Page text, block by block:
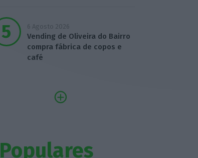
6 Agosto 2026
Vending de Oliveira do Bairro
compra fábrica de copos e
café
Populares